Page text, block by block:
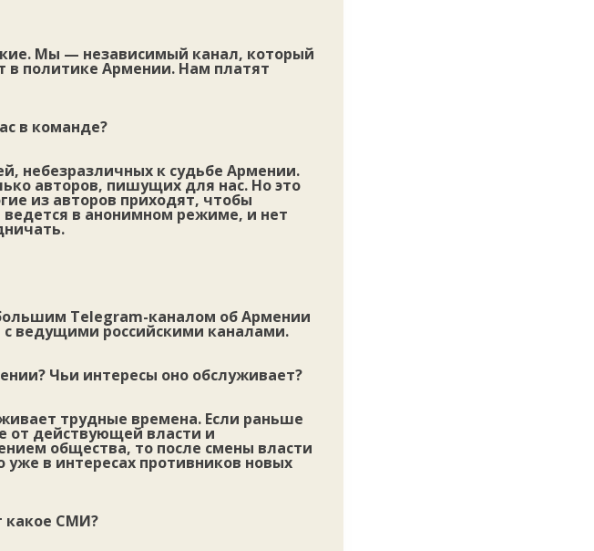
Мы — независимый канал, который
в политике Армении. Нам платят
в команде?
небезразличных к судьбе Армении.
авторов, пишущих для нас. Но это
из авторов приходят, чтобы
ведется в анонимном режиме, и нет
Telegram-каналом об Армении
с ведущими российскими каналами.
Чьи интересы оно обслуживает?
трудные времена. Если раньше
от действующей власти и
общества, то после смены власти
в интересах противников новых
какое СМИ?